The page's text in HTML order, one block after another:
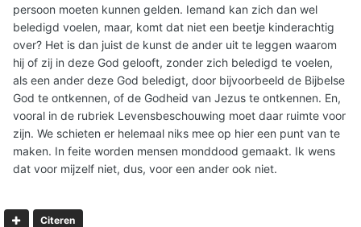
persoon moeten kunnen gelden. Iemand kan zich dan wel
beledigd voelen, maar, komt dat niet een beetje kinderachtig
over? Het is dan juist de kunst de ander uit te leggen waarom
hij of zij in deze God gelooft, zonder zich beledigd te voelen,
als een ander deze God beledigt, door bijvoorbeeld de Bijbelse
God te ontkennen, of de Godheid van Jezus te ontkennen. En,
vooral in de rubriek Levensbeschouwing moet daar ruimte voor
zijn. We schieten er helemaal niks mee op hier een punt van te
maken. In feite worden mensen monddood gemaakt. Ik wens
dat voor mijzelf niet, dus, voor een ander ook niet.
Citeren